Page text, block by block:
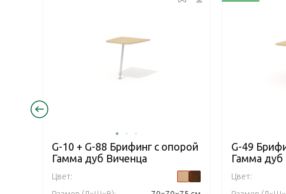
G-10 + G-88 Брифинг с опорой
Гамма дуб Виченца
Цвет:
G-49
Гамма
Цвет: